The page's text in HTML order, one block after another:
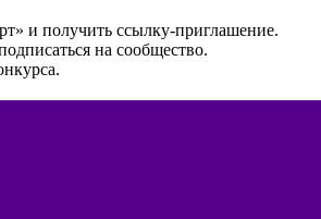
и получить ссылку-приглашение.
на сообщество.